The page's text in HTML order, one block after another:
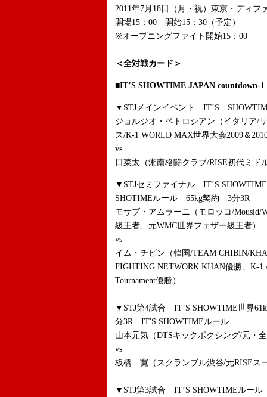
2011年7月18日（月・祝）東京・ディフ
開場15：00 開始15：30（予定）
※オープニングファイト開始15：00
＜全対戦カード＞
■IT’S SHOWTIME JAPAN countdown-
▼STJメインイベント IT’S
ジョルジオ・ペトロシアン（イタリア/
ス/K-1 WORLD MAX世界大会2009＆
vs
日菜太（湘南格闘クラブ/RISE初代ミド
▼STJセミファイナル IT’S
SHOTIMEルール 65kg契約 3分3R
モサブ・アムラーニ（モロッコ/
級王者、元WMC世界フェザー級王者）
vs
イム・チビン（韓国/TEAM CHIBIN/
FIGHTING NETWORK KHAN優勝、K-
Tournament優勝）
▼STJ第4試合 IT’S SHOWTIME世界
分3R IT'S SHOWTIMEルール
山本元気（DTSキックボクシング/元・
vs
板橋 寛（スクランブル渋谷/元RISEス
▼STJ第3試合 IT’S SHOWTIMEルー